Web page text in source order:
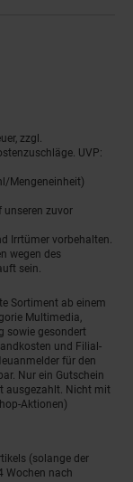
zzgl.
UVP:
Mengeneinheit)
unseren zuvor
Irrtümer vorbehalten.
wegen des
sein.
Sortiment ab einem
Multimedia,
sowie gesondert
und Filial-
für den
Nur ein Gutschein
ausgezahlt. Nicht mit
Aktionen)
(solange der
Wochen nach